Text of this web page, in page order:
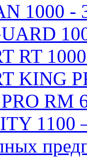
1000 -
RT
KING
RM
1100